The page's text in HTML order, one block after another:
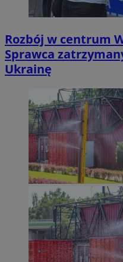
Rozbój w centrum
Sprawca
Ukrainę